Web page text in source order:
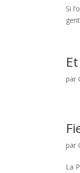
Si
par
par
La